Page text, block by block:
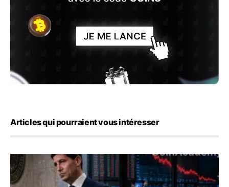
Articles qui pourraient vous intéresser
Kevin Warsh maintient sa communication minimaliste